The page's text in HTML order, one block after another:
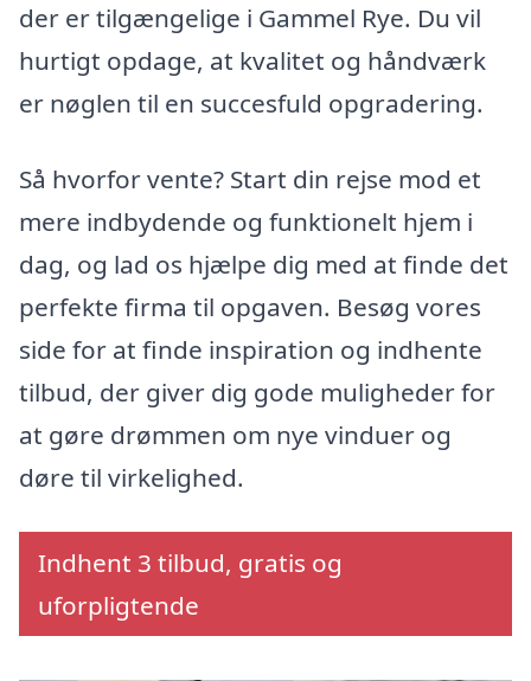
der er tilgængelige i Gammel Rye. Du vil
hurtigt opdage, at kvalitet og håndværk
er nøglen til en succesfuld opgradering.
Så hvorfor vente? Start din rejse mod et
mere indbydende og funktionelt hjem i
dag, og lad os hjælpe dig med at finde det
perfekte firma til opgaven. Besøg vores
side for at finde inspiration og indhente
tilbud, der giver dig gode muligheder for
at gøre drømmen om nye vinduer og
døre til virkelighed.
Indhent 3 tilbud, gratis og
uforpligtende